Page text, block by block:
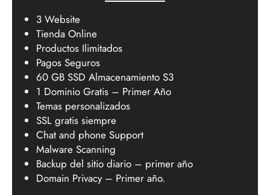
3 Website
Tienda Online
Productos Ilimitados
Pagos Seguros
60 GB SSD Almacenamiento S3
1 Dominio Gratis – Primer Año
Temas personalizados
SSL gratis siempre
Chat and phone Support
Malware Scanning
Backup del sitio diario – primer año
Domain Privacy – Primer año.